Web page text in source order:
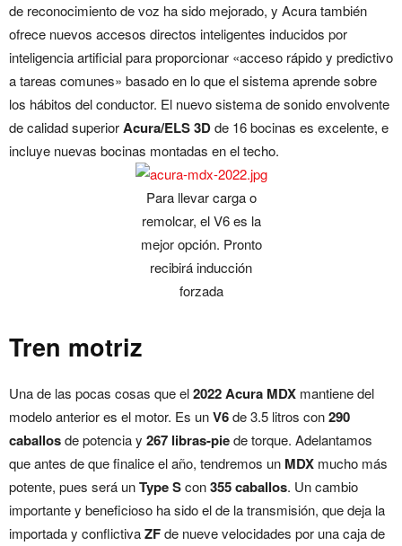
de reconocimiento de voz ha sido mejorado, y Acura también
ofrece nuevos accesos directos inteligentes inducidos ​​por
inteligencia artificial para proporcionar «acceso rápido y predictivo
a tareas comunes» basado en lo que el sistema aprende sobre
los hábitos del conductor. El nuevo sistema de sonido envolvente
de calidad superiorAcura/ELS 3Dde 16 bocinas es excelente, e
incluye nuevas bocinas montadas en el techo.
Para llevar carga o
remolcar, el V6 es la
mejor opción. Pronto
recibirá inducción
forzada
Tren motriz
Una de las pocas cosas que el2022 Acura MDX mantiene del
modelo anterior es el motor. Es unV6de 3.5 litros con290
caballosde potencia y ​​ 267 libras-piede torque. Adelantamos
que antes de que finalice el año, tendremos un MDX mucho más
potente, pues será unType Scon355 caballos. Un cambio
importante y beneficioso ha sido el de la transmisión, que deja la
importada y conflictivaZFde nueve velocidades por una caja de